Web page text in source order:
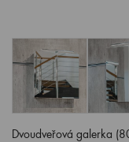
Dvoudveřová galerka